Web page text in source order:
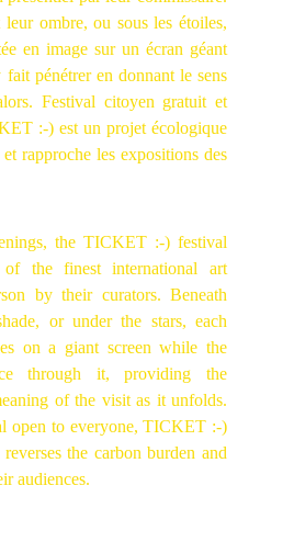
leur ombre, ou sous les étoiles,
en image sur un écran géant
pénétrer en donnant le sens
Festival citoyen gratuit et
:-) est un projet écologique
rapproche les expositions des
the TICKET :-) festival
the finest international art
by their curators. Beneath
or under the stars, each
on a giant screen while the
through it, providing the
of the visit as it unfolds.
open to everyone, TICKET :-)
the carbon burden and
audiences.